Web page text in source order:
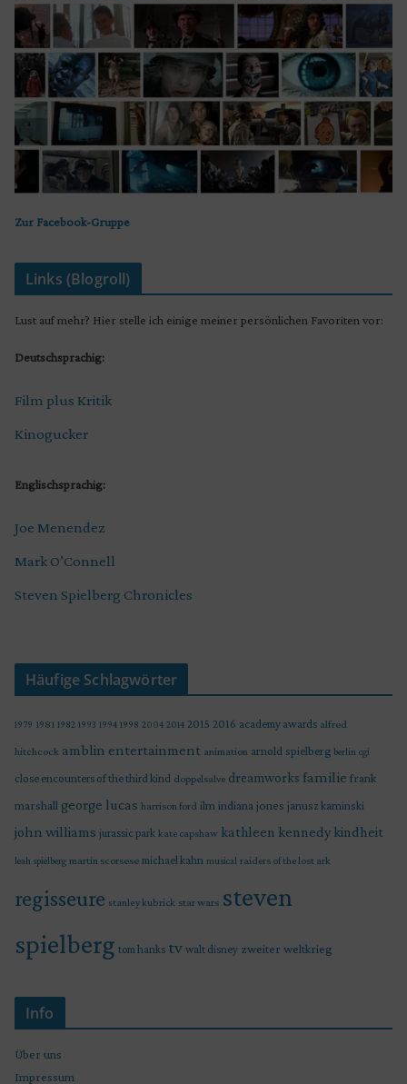
Zur Facebook-Gruppe
Links (Blogroll)
Lust auf mehr? Hier stelle ich einige meiner persönlichen Favoriten vor:
Deutschsprachig:
Film plus Kritik
Kinogucker
Englischsprachig:
Joe Menendez
Mark O’Connell
Steven Spielberg Chronicles
Häufige Schlagwörter
1979 1981 1982 1993 1994 1998 2004 2014 2015 2016 academy awards alfred
hitchcock amblin entertainment animation arnold spielberg berlin cgi
close encounters of the third kind doppelsalve dreamworks familie frank
marshall george lucas harrison ford ilm indiana jones janusz kaminski
john williams jurassic park kate capshaw kathleen kennedy kindheit
leah spielberg martin scorsese michael kahn musical raiders of the lost ark
regisseure stanley kubrick star wars steven
spielberg tom hanks tv walt disney zweiter weltkrieg
Info
Über uns
Impressum